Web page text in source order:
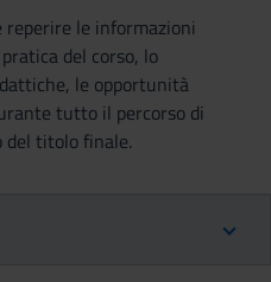
reperire le informazioni
del corso, lo
le opportunità
tutto il percorso di
del titolo finale.